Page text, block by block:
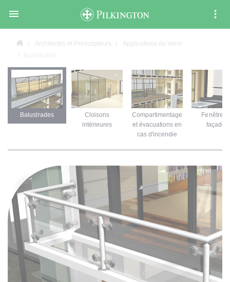

Architectes et Prescripteurs
Applications du Verre
Balustrades
Cloisons
intérieures
Compartimentage
et évacuations en
cas d'incendie
Fenêtres
façades